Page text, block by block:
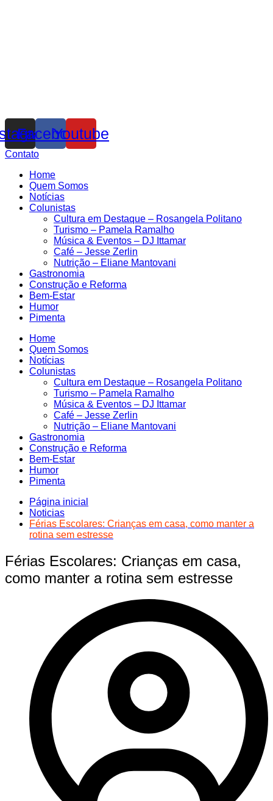
Facebook
Youtube
Contato
Home
Quem Somos
Notícias
Colunistas
Cultura em Destaque – Rosangela Politano
Turismo – Pamela Ramalho
Música & Eventos – DJ Ittamar
Café – Jesse Zerlin
Nutrição – Eliane Mantovani
Gastronomia
Construção e Reforma
Bem-Estar
Humor
Pimenta
Home
Quem Somos
Notícias
Colunistas
Cultura em Destaque – Rosangela Politano
Turismo – Pamela Ramalho
Música & Eventos – DJ Ittamar
Café – Jesse Zerlin
Nutrição – Eliane Mantovani
Gastronomia
Construção e Reforma
Bem-Estar
Humor
Pimenta
Página inicial
Noticias
Férias Escolares: Crianças em casa, como manter a
rotina sem estresse
Férias Escolares: Crianças em casa,
como manter a rotina sem estresse